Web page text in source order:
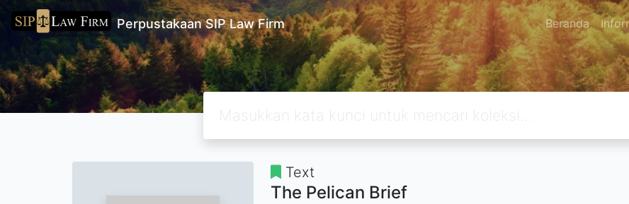
Perpustakaan SIP Law Firm Beranda
Text
The Pelican Brief